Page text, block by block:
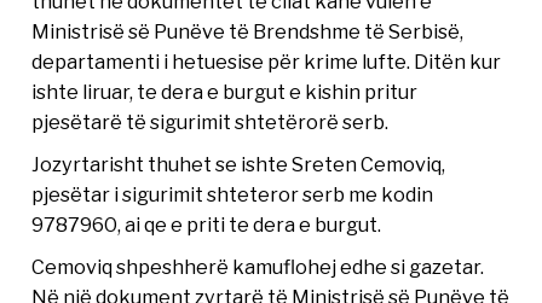
Ministrisë së Punëve të Brendshme të Serbisë,
departamenti i hetuesise për krime lufte. Ditën kur
ishte liruar, te dera e burgut e kishin pritur
pjesëtarë të sigurimit shtetërorë serb.
Jozyrtarisht thuhet se ishte Sreten Cemoviq,
pjesëtar i sigurimit shteteror serb me kodin
9787960, ai qe e priti te dera e burgut.
Cemoviq shpeshherë kamuflohej edhe si gazetar.
Në një dokument zyrtarë të Ministrisë së Punëve të